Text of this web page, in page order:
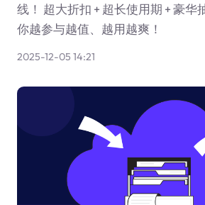
线！ 超大折扣 + 超长使用期 + 豪华
你越参与越值、越用越爽！
2025-12-05 14:21